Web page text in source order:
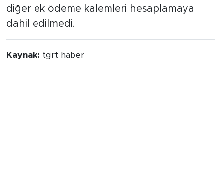
diğer ek ödeme kalemleri hesaplamaya
dahil edilmedi.
Kaynak: tgrt haber